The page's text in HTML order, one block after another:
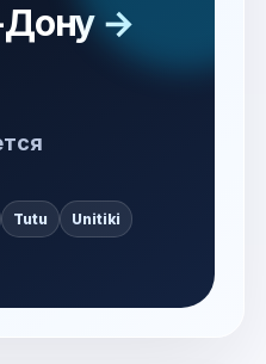
Дону →
Tutu Unitiki